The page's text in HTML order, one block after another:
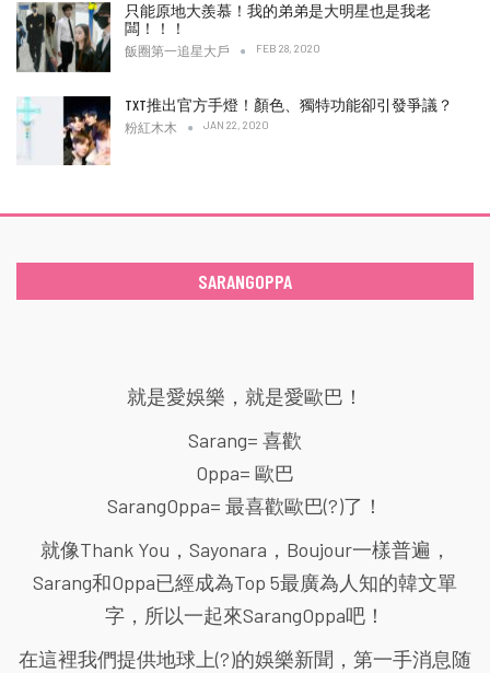
只能原地大羨慕！我的弟弟是大明星也是我老
闆！！！
飯圈第一追星大戶 FEB 28, 2020
TXT推出官方手燈！顏色、獨特功能卻引發爭議？
粉紅木木 JAN 22, 2020
SARANGOPPA
就是愛娛樂，就是愛歐巴！
Sarang= 喜歡
Oppa= 歐巴
SarangOppa= 最喜歡歐巴(?)了！
就像Thank You，Sayonara，Boujour一樣普遍，
Sarang和Oppa已經成為Top 5最廣為人知的韓文單
字，所以一起來SarangOppa吧！
在這裡我們提供地球上(?)的娛樂新聞，第一手消息随